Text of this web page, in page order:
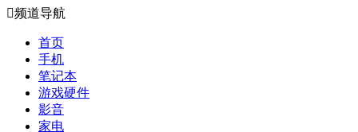
频道导航
首页
手机
笔记本
游戏硬件
影音
家电